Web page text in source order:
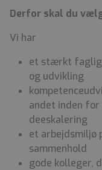
Derfor skal du
Vi har
et stærkt
og udvikling
andet inden
deeskalering
et arbejdsmiljø
sammenhold
gode kolleger,